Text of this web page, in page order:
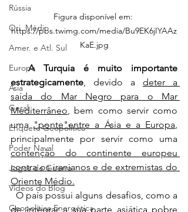
Rússia
Ori. Médio
Amer. e Atl. Sul
Europa
Ásia
Geral
Enquete Geopolítica
Poder Naval
Jogos de Guerra
Vídeos do Blog
Geopolítica Energética
Figura disponível em:
https://pbs.twimg.com/media/Bu9EK6jIYAAz
KaE.jpg
A Turquia é muito importante
estrategicamente , devido a deter a
saída do Mar Negro para o Mar
Mediterrâneo , bem como servir como
uma "ponte"entre a Ásia e a Europa
contenção do continente europeu
contra os iranianos e de extremistas do
Oriente Médio.
de integrar a sua parte asiática pobre